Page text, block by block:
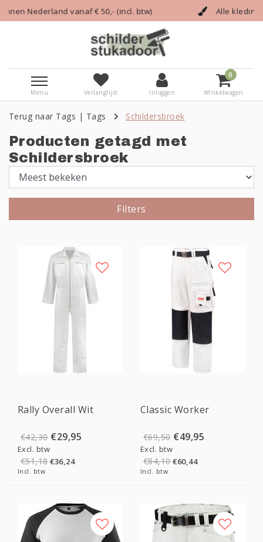
btw) Alle kleding die een vakman nodig heeft!
Menu Verlanglijst Inloggen
0
Winkelwagen
Terug naar Tags | Tags Schildersbroek
Producten getagd met
Schildersbroek
Filters
Rally Overall Wit
€42,30 €29,95
Excl. btw
€51,18€36,24
Incl. btw
Classic Worker
€69,50 €49,95
Excl. btw
€84,10€60,44
Incl. btw